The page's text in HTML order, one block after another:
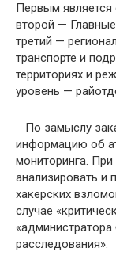
Первым
второй —
третий —
транспорте и
территориях и
уровень —
По замыслу
информацию об
мониторинга.
анализировать и
хакерских
случае
расследования».